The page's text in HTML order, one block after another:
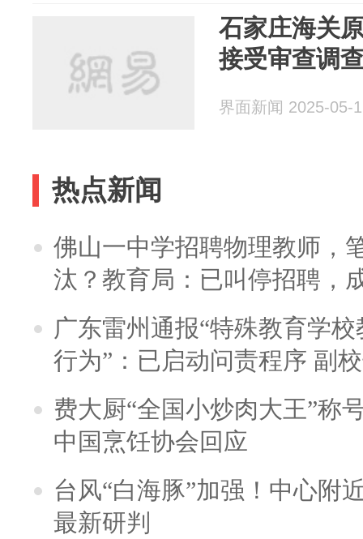
石家庄海关
接受审查调
界面新闻 2025-05-
热点新闻
佛山一中学招聘物理教师，
汰？教育局：已叫停招聘，
广东雷州通报“特殊教育学
行为”：已启动问责程序 副
费大厨“全国小炒肉大王”称
中国烹饪协会回应
台风“白海豚”加强！中心附
最新研判